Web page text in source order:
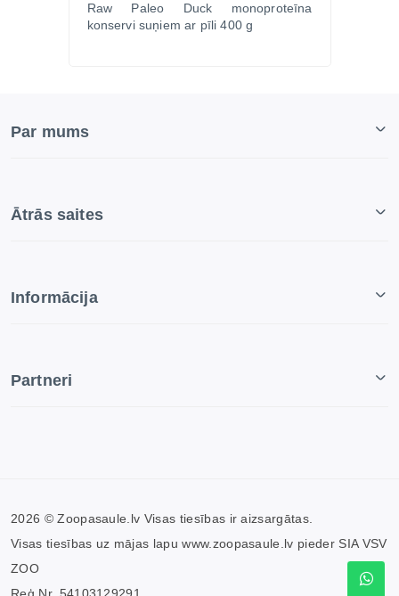
Raw Paleo Duck monoproteīna
konservi suņiem ar pīli 400 g
Par mums
Ātrās saites
Informācija
Partneri
2026 © Zoopasaule.lv Visas tiesības ir aizsargātas.
Visas tiesības uz mājas lapu www.zoopasaule.lv pieder SIA VSV
ZOO